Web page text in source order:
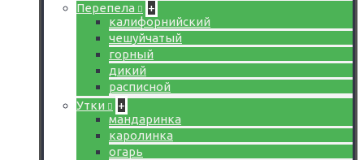
Перепела
+
калифорнийский
чешуйчатый
горный
дикий
расписной
Утки
+
мандаринка
каролинка
огарь